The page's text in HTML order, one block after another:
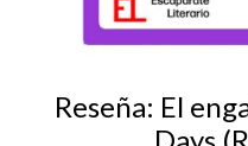
Reseña: El
Days